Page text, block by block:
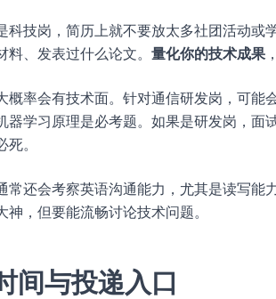
科技岗，简历上就不要放太多社团活动
料、发表过什么论文。 量化你的技术成果
概率会有技术面。针对通信研发岗，可能
器学习原理是必考题。如果是研发岗，
。
常还会考察英语沟通能力，尤其是读写
神，但要能流畅讨论技术问题。
间与投递入口